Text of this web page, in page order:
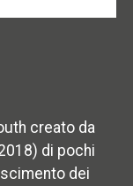
creato da
di pochi
dei